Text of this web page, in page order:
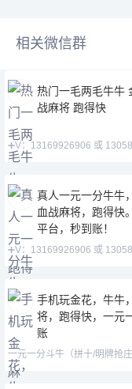
相关微信群
热门一毛两毛牛牛
战麻将 跑得快
➕V：13169926906 或 13058094780
QQ:3122617673 金
真人一元一分牛牛
血战麻将，跑得快
平台，秒到账！
➕V：13169926906 或 13058094780
QQ:3122617673 玩
手机玩金花，牛牛
将，跑得快，一元
账
一元一分斗牛（拼十/明牌抢庄）
跑得快 血战麻将 德